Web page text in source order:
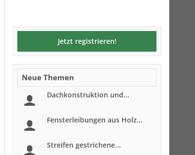
Jetzt registrieren!
Neue Themen
Dachkonstruktion und...
Fensterleibungen aus Holz...
Streifen gestrichene...